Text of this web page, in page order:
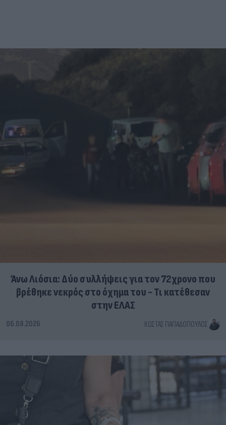
Άνω Λιόσια: Δύο συλλήψεις για τον 72χρονο που
βρέθηκε νεκρός στο όχημα του - Τι κατέθεσαν
στην ΕΛΑΣ
06.08.2026 ΚΏΣΤΑΣ ΠΑΠΑΔΌΠΟΥΛΟΣ